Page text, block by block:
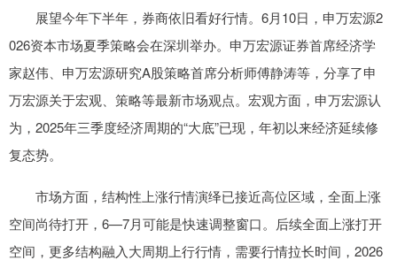
展望今年下半年，券商依旧看好行情。6月10日，申万宏源2
026资本市场夏季策略会在深圳举办。申万宏源证券首席经济学
家赵伟、申万宏源研究A股策略首席分析师傅静涛等，分享了申
万宏源关于宏观、策略等最新市场观点。宏观方面，申万宏源认
为，2025年三季度经济周期的“大底”已现，年初以来经济延续修
复态势。
市场方面，结构性上涨行情演绎已接近高位区域，全面上涨
空间尚待打开，6—7月可能是快速调整窗口。后续全面上涨打开
空间，更多结构融入大周期上行行情，需要行情拉长时间，2026